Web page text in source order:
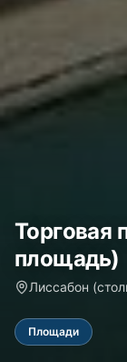
Торговая
площадь)
Лиссабон
Площади